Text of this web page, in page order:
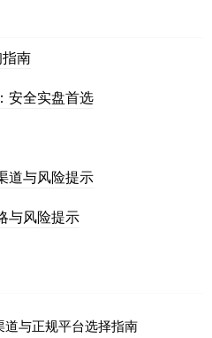
南
安全实盘首选
道与风险提示
与风险提示
道与正规平台选择指南